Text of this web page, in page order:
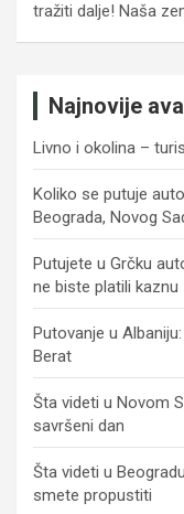
tražiti dalje! Naša
Najnovije
Livno i okolina –
Koliko se putuje
Beograda, Novog
Putujete u Grčku
ne biste platili kaznu
Putovanje u
Berat
Šta videti u Novom
savršeni dan
Šta videti u
smete propustiti